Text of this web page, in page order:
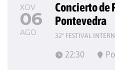
XOV
06
AGO
Concierto de
Pontevedra
22:30